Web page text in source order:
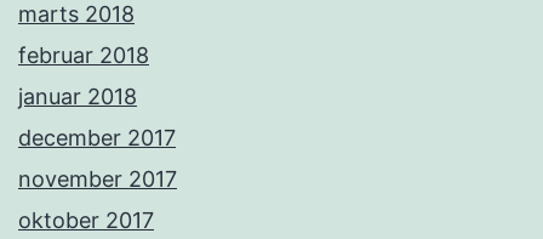
marts 2018
februar 2018
januar 2018
december 2017
november 2017
oktober 2017